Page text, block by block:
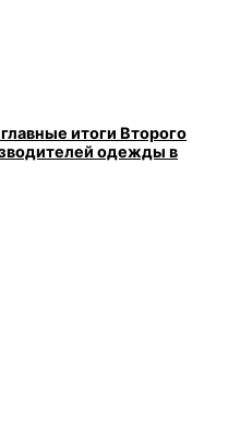
итоги Второго
одежды в